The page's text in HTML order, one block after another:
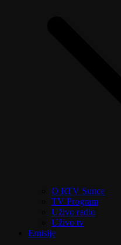
O RTV Sunce
TV Program
Uživo radio
Uživo tv
Emisije